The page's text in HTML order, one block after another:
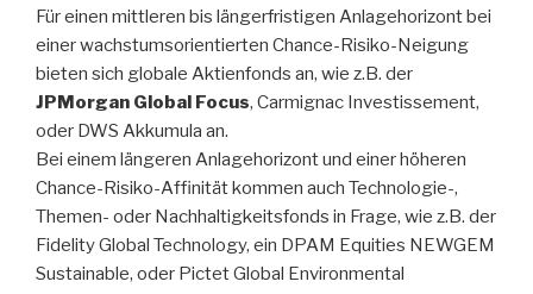
Für einen mittleren bis längerfristigen Anlagehorizont bei
einer wachstumsorientierten Chance-Risiko-Neigung
bieten sich globale Aktienfonds an, wie z.B. der
JPMorgan Global Focus, Carmignac Investissement,
oder DWS Akkumula an.
Bei einem längeren Anlagehorizont und einer höheren
Chance-Risiko-Affinität kommen auch Technologie-,
Themen- oder Nachhaltigkeitsfonds in Frage, wie z.B. der
Fidelity Global Technology, ein DPAM Equities NEWGEM
Sustainable, oder Pictet Global Environmental